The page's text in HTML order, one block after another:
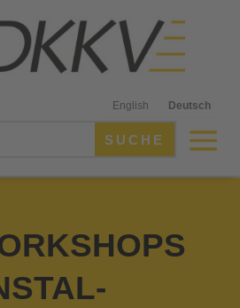
English Deutsch